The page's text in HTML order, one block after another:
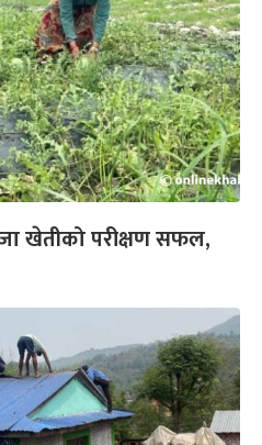
खेतीको परीक्षण सफल,